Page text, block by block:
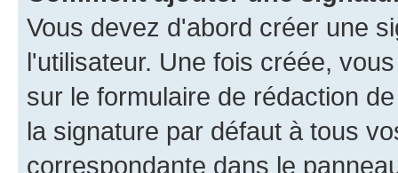
Vous devez d'abord créer une
l'utilisateur. Une fois créée,
sur le formulaire de rédaction
la signature par défaut à tous
correspondante dans le